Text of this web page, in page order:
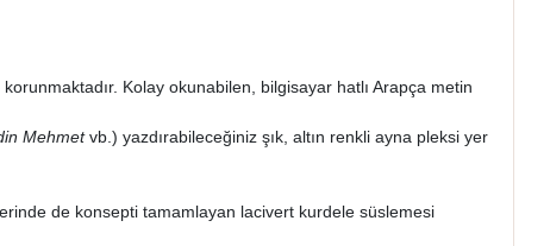
Kolay okunabilen, bilgisayar hatlı Arapça metin
Mehmetvb.) yazdırabileceğiniz şık, altın renkli ayna pleksi yer
de konsepti tamamlayan lacivert kurdele süslemesi